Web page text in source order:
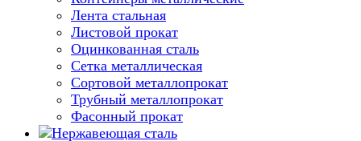
Лента стальная
Листовой прокат
Оцинкованная сталь
Сетка металлическая
Сортовой металлопрокат
Трубный металлопрокат
Фасонный прокат